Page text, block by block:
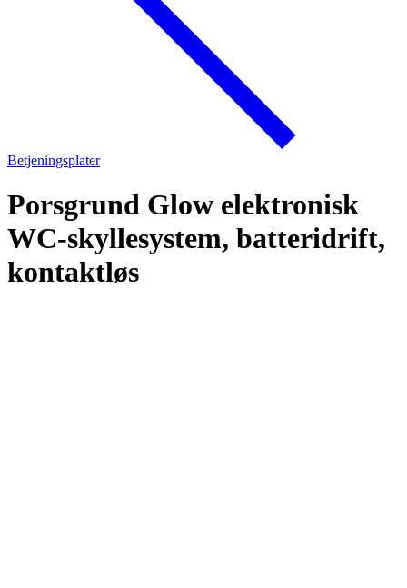
Betjeningsplater
Porsgrund Glow elektronisk
WC-skyllesystem, batteridrift,
kontaktløs